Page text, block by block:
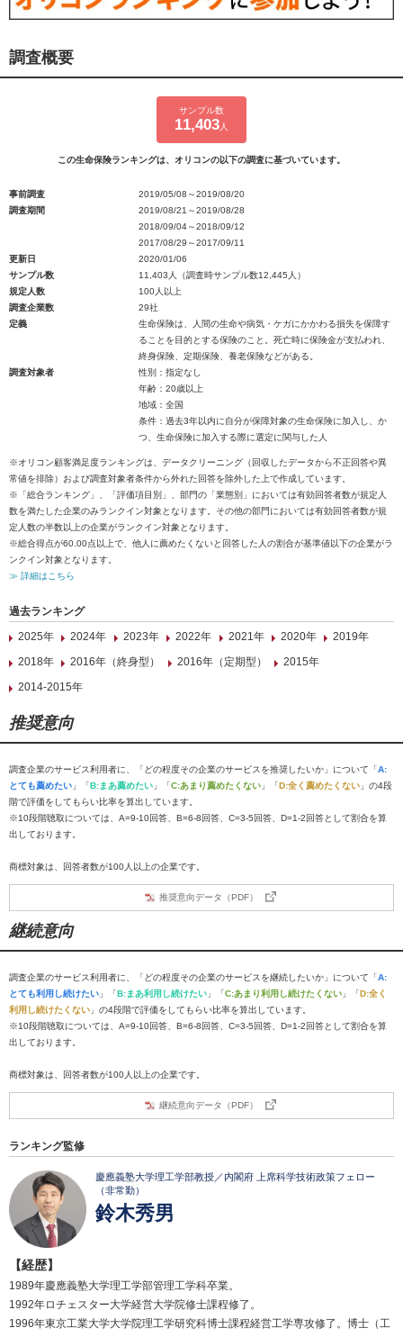
調査概要
サンプル数
11,403 人
この生命保険ランキングは、オリコンの以下の調査に基づいています。
事前調査
2019/05/08～2019/08/20
調査期間
2019/08/21～2019/08/28
2018/09/04～2018/09/12
2017/08/29～2017/09/11
更新日
2020/01/06
サンプル数
11,403人（調査時サンプル数12,445人）
規定人数
100人以上
調査企業数
29社
定義
生命保険は、人間の生命や病気・ケガにかかわる損失を保障す
ることを目的とする保険のこと。死亡時に保険金が支払われ、
終身保険、定期保険、養老保険などがある。
調査対象者
性別：指定なし
年齢：20歳以上
地域：全国
条件：過去3年以内に自分が保障対象の生命保険に加入し、か
つ、生命保険に加入する際に選定に関与した人
※オリコン顧客満足度ランキングは、データクリーニング（回収したデータから不正回答や異
常値を排除）および調査対象者条件から外れた回答を除外した上で作成しています。
※「総合ランキング」、「評価項目別」、部門の「業態別」においては有効回答者数が規定人
数を満たした企業のみランクイン対象となります。その他の部門においては有効回答者数が規
定人数の半数以上の企業がランクイン対象となります。
※総合得点が60.00点以上で、他人に薦めたくないと回答した人の割合が基準値以下の企業がラ
ンクイン対象となります。
≫ 詳細はこちら
過去ランキング
2025年
2024年 2023年 2022年 2021年 2020年
2019年
2018年
2016年（終身型） 2016年（定期型）
2015年
2014-2015年
推奨意向
調査企業のサービス利用者に、「どの程度その企業のサービスを推奨したいか」について「A:
とても薦めたい 」「B:まあ薦めたい 」「C:あまり薦めたくない 」「D:全く薦めたくない 」の4段
階で評価をしてもらい比率を算出しています。
※10段階聴取については、A=9-10回答、B=6-8回答、C=3-5回答、D=1-2回答として割合を算
出しております。
商標対象は、回答者数が100人以上の企業です。
推奨意向データ（PDF）
継続意向
調査企業のサービス利用者に、「どの程度その企業のサービスを継続したいか」について「A:
とても利用し続けたい 」「B:まあ利用し続けたい 」「C:あまり利用し続けたくない 」「D:全く
利用し続けたくない 」の4段階で評価をしてもらい比率を算出しています。
※10段階聴取については、A=9-10回答、B=6-8回答、C=3-5回答、D=1-2回答として割合を算
出しております。
商標対象は、回答者数が100人以上の企業です。
継続意向データ（PDF）
ランキング監修
慶應義塾大学理工学部教授／内閣府 上席科学技術政策フェロー
（非常勤）
鈴木秀男
【経歴】
1989年慶應義塾大学理工学部管理工学科卒業。
1992年ロチェスター大学経営大学院修士課程修了。
1996年東京工業大学大学院理工学研究科博士課程経営工学専攻修了。博士（工